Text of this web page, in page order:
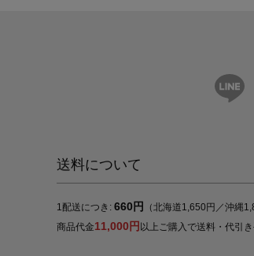
送料について
1配送につき: 660円
（北海道1,650円／沖縄
商品代金11,000円 以上ご購入で送料・代引